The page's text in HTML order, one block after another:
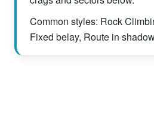
Common styles: Rock
Fixed belay, Route in